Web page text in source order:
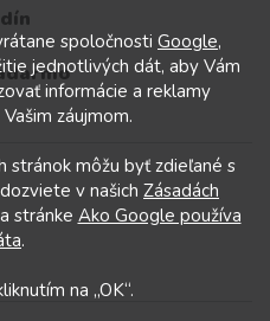
spoločnosti Google,
jednotlivých dát, aby Vám
informácie a reklamy
záujmom.
stránok môžu byť zdieľané s
v našich Zásadách
stránke Ako Google používa
.
na „OK“.